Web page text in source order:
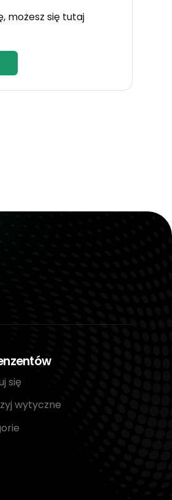
możesz się tutaj
się
wytyczne